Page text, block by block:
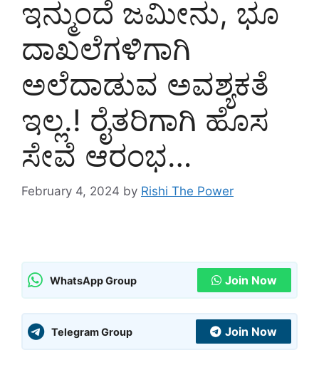
ಇನ್ಮುಂದೆ ಜಮೀನು, ಭೂ
ದಾಖಲೆಗಳಿಗಾಗಿ
ಅಲೆದಾಡುವ ಅವಶ್ಯಕತೆ
ಇಲ್ಲ.! ರೈತರಿಗಾಗಿ ಹೊಸ
ಸೇವೆ ಆರಂಭ…
February 4, 2024 by Rishi The Power
WhatsApp Group Join Now
Telegram Group Join Now